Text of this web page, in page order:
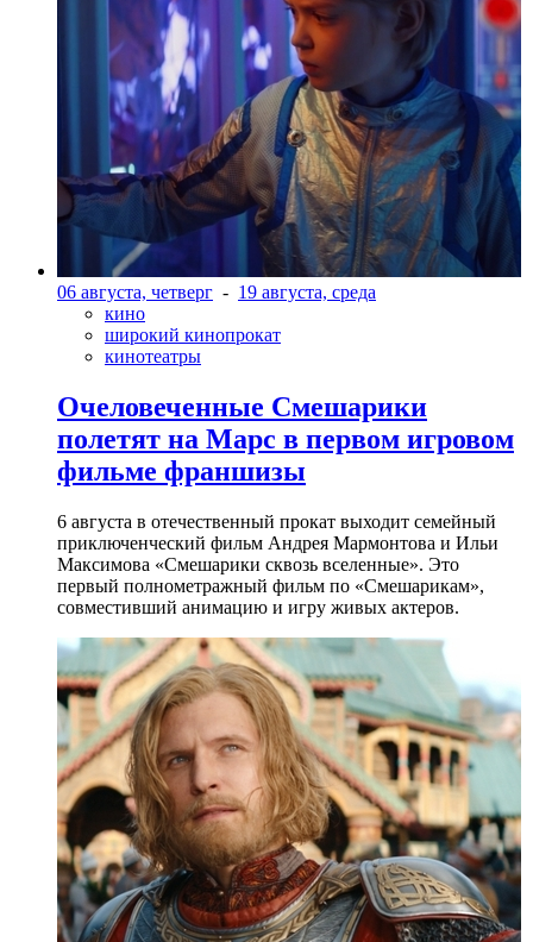
06 августа, четверг - 19 августа, среда
кино
широкий кинопрокат
кинотеатры
Очеловеченные Смешарики
полетят на Марс в первом игровом
фильме франшизы
6 августа в отечественный прокат выходит семейный
приключенческий фильм Андрея Мармонтова и Ильи
Максимова «Смешарики сквозь вселенные». Это
первый полнометражный фильм по «Смешарикам»,
совместивший анимацию и игру живых актеров.